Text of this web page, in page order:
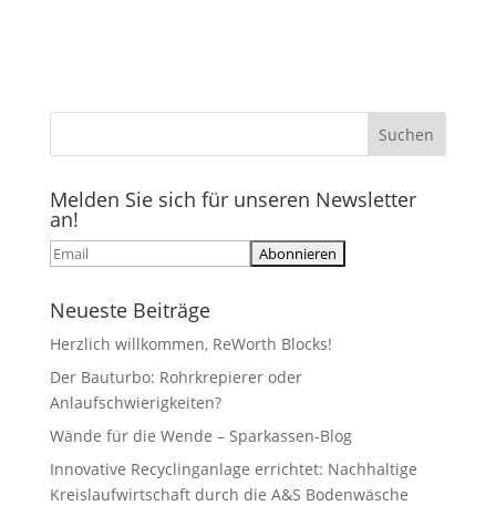
Melden Sie sich für unseren Newsletter
an!
Neueste Beiträge
Herzlich willkommen, ReWorth Blocks!
Der Bauturbo: Rohrkrepierer oder
Anlaufschwierigkeiten?
Wände für die Wende – Sparkassen-Blog
Innovative Recyclinganlage errichtet: Nachhaltige
Kreislaufwirtschaft durch die A&S Bodenwäsche